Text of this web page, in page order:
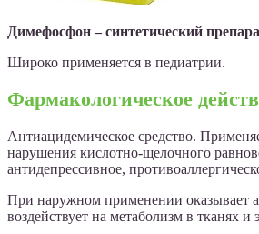
Димефосфон – синтетический
Широко применяется в педиатрии.
Фармакологическое
Антиацидемическое средство.
нарушения кислотно-щелочного
антидепрессивное,
При наружном применении оказывает
воздействует на метаболизм в тканях и